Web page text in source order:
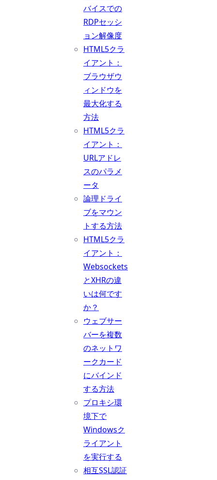
バイスでの
RDPセッシ
ョン解像度
HTML5クラ
イアント：
ブラウザウ
ィンドウを
最大化する
方法
HTML5クラ
イアント：
URLアドレ
スのパラメ
ータ
論理ドライ
ブをマウン
トする方法
HTML5クラ
イアント：
Websockets
とXHRの違
いは何です
か？
ウェブサー
バーを複数
のネットワ
ークカード
にバインド
する方法
プロキシ環
境下で
Windowsク
ライアント
を実行する
相互SSL認証